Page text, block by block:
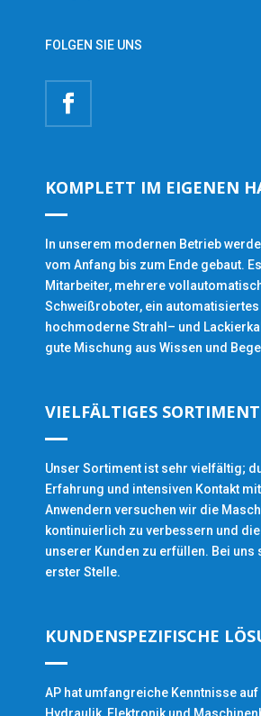
FOLGEN SIE UNS
KOMPLETT IM EIGENEN
In unserem modernen Betrieb
vom Anfang bis zum Ende gebaut.
Mitarbeiter, mehrere
Schweißroboter, ein automatisiertes
hochmoderne Strahl– und
gute Mischung aus Wissen und
VIELFÄLTIGES SORTIMENT
Unser Sortiment ist sehr vielfältig;
Erfahrung und intensiven Kontakt
Anwendern versuchen wir die
kontinuierlich zu verbessern und
unserer Kunden zu erfüllen. Bei uns
erster Stelle.
KUNDENSPEZIFISCHE
AP hat umfangreiche Kenntnisse auf